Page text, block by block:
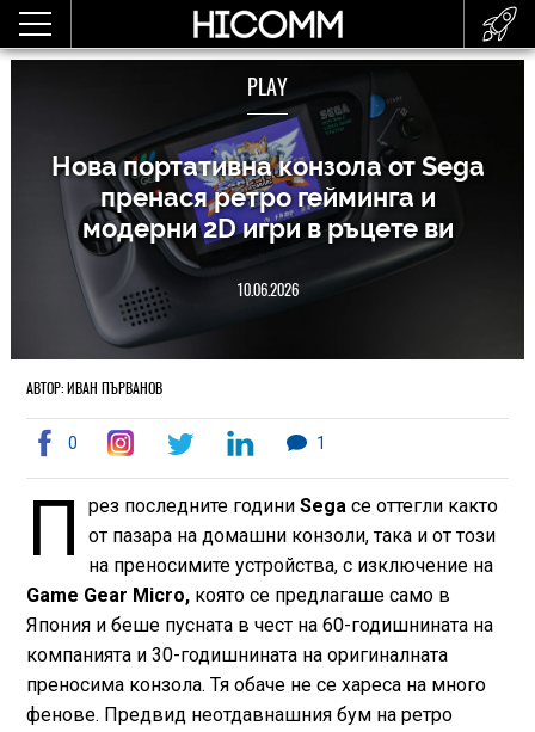
PLAY
Нова портативна конзола от Sega
пренася ретро гейминга и
модерни 2D игри в ръцете ви
10.06.2026
АВТОР: ИВАН ПЪРВАНОВ
0 1
П рез последните години Sega се оттегли както
от пазара на домашни конзоли, така и от този
на преносимите устройства, с изключение на
Game Gear Micro,която се предлагаше само в
Япония и беше пусната в чест на 60-годишнината на
компанията и 30-годишнината на оригиналната
преносима конзола. Тя обаче не се хареса на много
фенове. Предвид неотдавнашния бум на ретро